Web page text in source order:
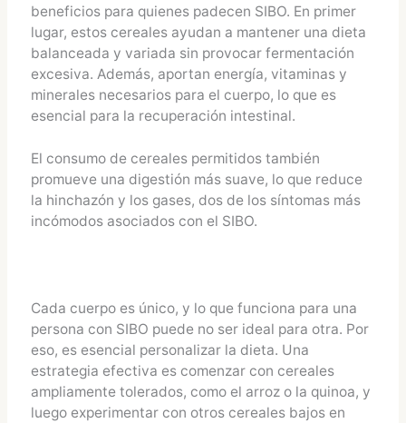
beneficios para quienes padecen SIBO. En primer
lugar, estos cereales ayudan a mantener una dieta
balanceada y variada sin provocar fermentación
excesiva. Además, aportan energía, vitaminas y
minerales necesarios para el cuerpo, lo que es
esencial para la recuperación intestinal.
El consumo de cereales permitidos también
promueve una digestión más suave, lo que reduce
la hinchazón y los gases, dos de los síntomas más
incómodos asociados con el SIBO.
Cada cuerpo es único, y lo que funciona para una
persona con SIBO puede no ser ideal para otra. Por
eso, es esencial personalizar la dieta. Una
estrategia efectiva es comenzar con cereales
ampliamente tolerados, como el arroz o la quinoa, y
luego experimentar con otros cereales bajos en